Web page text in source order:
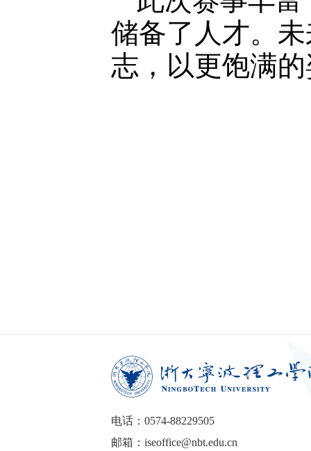
储备了人才。
志，以更饱满
电话：0574-88229505
邮箱：iseoffice@nbt.edu.cn